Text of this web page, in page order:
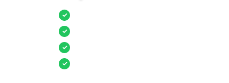
✓
✓
✓
✓